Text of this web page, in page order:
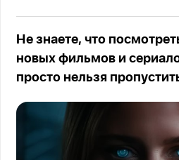
Не знаете, что
новых фильмов и
просто нельзя